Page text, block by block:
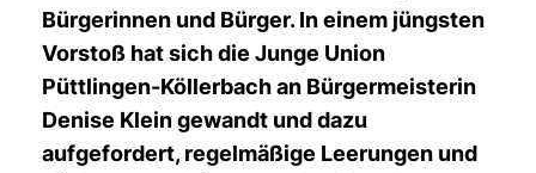
Bürgerinnen und Bürger. In einem jüngsten
Vorstoß hat sich die Junge Union
Püttlingen-Köllerbach an Bürgermeisterin
Denise Klein gewandt und dazu
aufgefordert, regelmäßige Leerungen und